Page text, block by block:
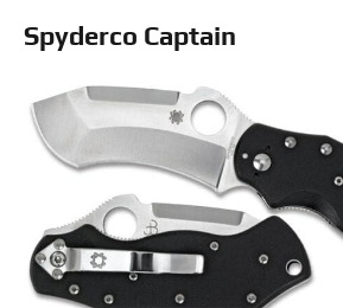
Spyderco Captain